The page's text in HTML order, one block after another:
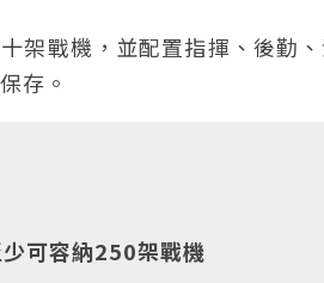
架戰機，並配置指揮、後勤
存。
可容納250架戰機